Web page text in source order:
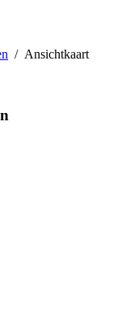
/ Ansichtkaart